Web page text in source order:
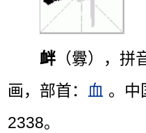
衅 （釁），拼
画，部首：
血 。中
2338。